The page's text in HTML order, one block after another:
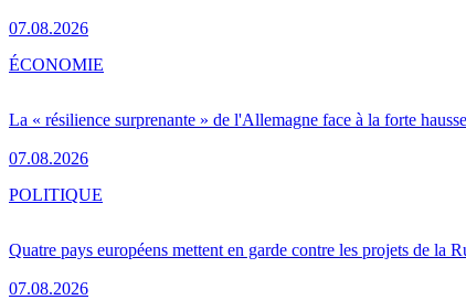
07.08.2026
La « résilience surprenante » de l'Allemagne face à la forte
07.08.2026
ÉCONOMIE
Quatre pays européens mettent en garde contre les projets de la
07.08.2026
POLITIQUE